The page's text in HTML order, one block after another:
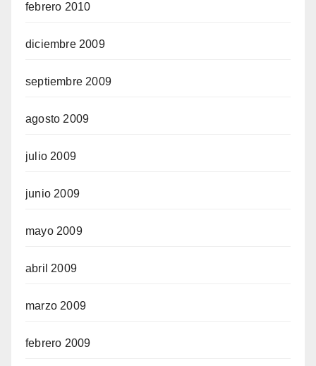
febrero 2010
diciembre 2009
septiembre 2009
agosto 2009
julio 2009
junio 2009
mayo 2009
abril 2009
marzo 2009
febrero 2009